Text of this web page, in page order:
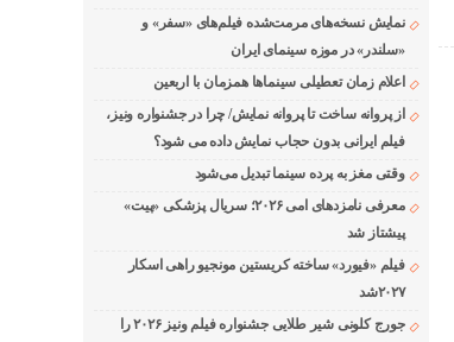
نمایش نسخه‌های مرمت‌شده فیلم‌های «سفر» و
«سلندر» در موزه سینمای ایران
اعلام زمان تعطیلی سینماها همزمان با اربعین
از پروانه ساخت تا پروانه نمایش/ چرا در جشنواره ونیز،
فیلم ایرانی بدون حجاب نمایش داده می شود؟
وقتی مغز به پرده سینما تبدیل می‌شود
معرفی نامزدهای امی ۲۰۲۶؛ سریال پزشکی «پیت»
پیشتاز شد
فیلم «فیورد» ساخته کریستین مونجیو راهی اسکار
۲۰۲۷شد
جورج کلونی شیر طلایی جشنواره فیلم ونیز ۲۰۲۶ را